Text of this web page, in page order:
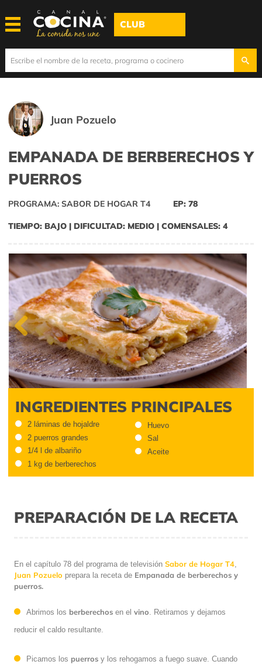
CLUB
Juan Pozuelo
EMPANADA DE BERBERECHOS Y
PUERROS
PROGRAMA: SABOR DE HOGAR T4 EP: 78
TIEMPO: BAJO | DIFICULTAD: MEDIO | COMENSALES: 4
Previous
INGREDIENTES PRINCIPALES
2 láminas de hojaldre
2 puerros grandes
1/4 l de albariño
1 kg de berberechos
Huevo
Sal
Aceite
PREPARACIÓN DE LA RECETA
En el capítulo 78 del programa de televisión Sabor de Hogar T4,
Juan Pozuelo prepara la receta de Empanada de berberechos y
puerros.
Abrimos los berberechos en el vino. Retiramos y dejamos
reducir el caldo resultante.
Picamos los puerros y los rehogamos a fuego suave. Cuando